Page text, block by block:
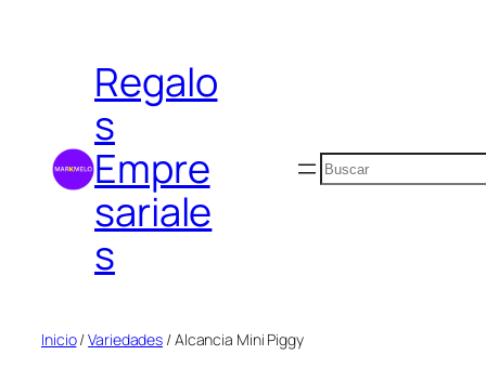
contenidoRegalo
s
Empre
sariale
s
Buscar
Inicio/Variedades / Alcancia Mini Piggy